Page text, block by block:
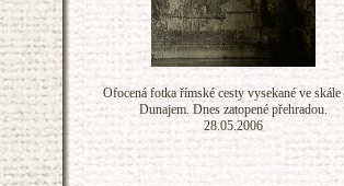
Ofocená fotka římské cesty vysekané ve skále
Dunajem. Dnes zatopené přehradou.
28.05.2006